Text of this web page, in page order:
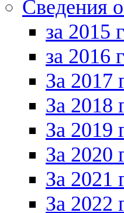
Сведения
за 2015
за 2016
За 2017
За 2018
За 2019
За 2020
За 2021
За 2022